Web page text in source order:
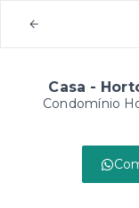
Casa -
Condomínio